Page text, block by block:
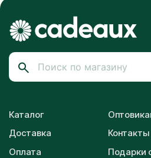
Каталог
Доставка
Оплата
Контакты
Подарки